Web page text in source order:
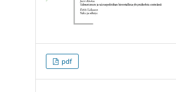
pdf